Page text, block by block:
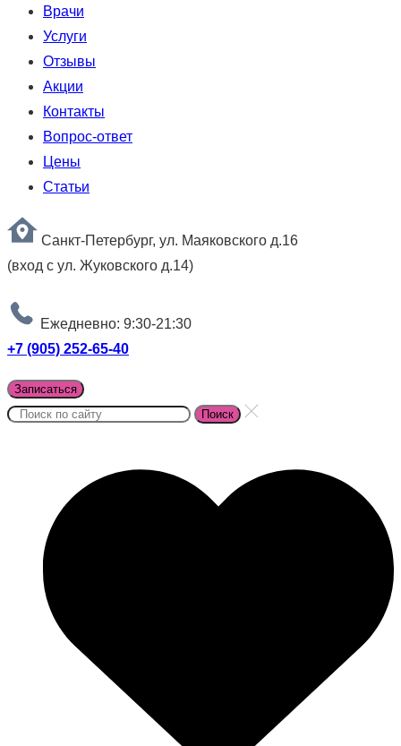
Врачи
Услуги
Отзывы
Акции
Контакты
Вопрос-ответ
Цены
Статьи
Санкт-Петербург, ул. Маяковского д.16
(вход с ул. Жуковского д.14)
Ежедневно: 9:30-21:30
+7 (905) 252-65-40
Записаться